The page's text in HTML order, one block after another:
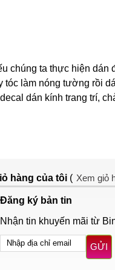
chúng ta thực hiện dán
tóc làm nóng tường rồi
dán kính trang trí,
hàng của tôi ( Xem giỏ
Đăng ký bản tin
Nhận tin khuyến mãi từ
GỬI